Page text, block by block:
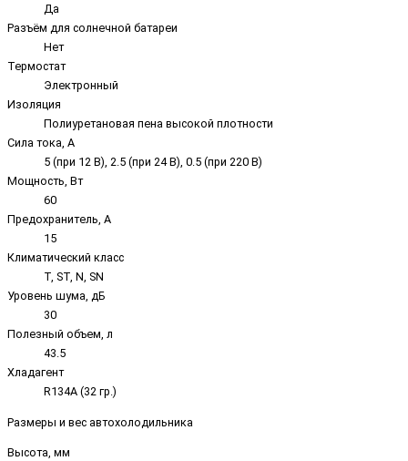
Да
Разъём для солнечной батареи
Нет
Термостат
Электронный
Изоляция
Полиуретановая пена высокой плотности
Сила тока, А
5 (при 12 В), 2.5 (при 24 В), 0.5 (при 220 В)
Мощность, Вт
60
Предохранитель, А
15
Климатический класс
T, ST, N, SN
Уровень шума, дБ
30
Полезный объем, л
43.5
Хладагент
R134A (32 гр.)
Размеры и вес автохолодильника
Высота, мм